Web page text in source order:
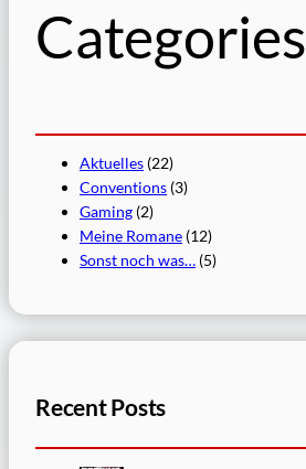
Categories
Aktuelles (22)
Conventions (3)
Gaming (2)
Meine Romane (12)
Sonst noch was… (5)
Recent Posts